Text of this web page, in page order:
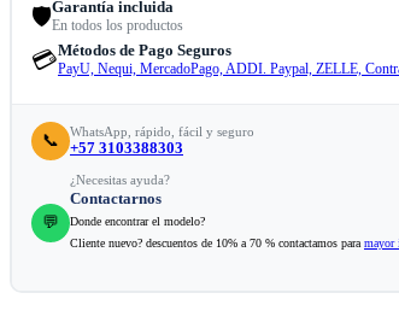
🛡️Garantía incluida
En todos los productos
💳Métodos de Pago Seguros
PayU, Nequi, MercadoPago, ADDI. Paypal, ZELLE,
📞 WhatsApp, rápido, fácil y seguro
+57 3103388303
💬
¿Necesitas ayuda?
Contactarnos
Donde encontrar el modelo?
Cliente nuevo? descuentos de 10% a 70 % contactamos para mayor